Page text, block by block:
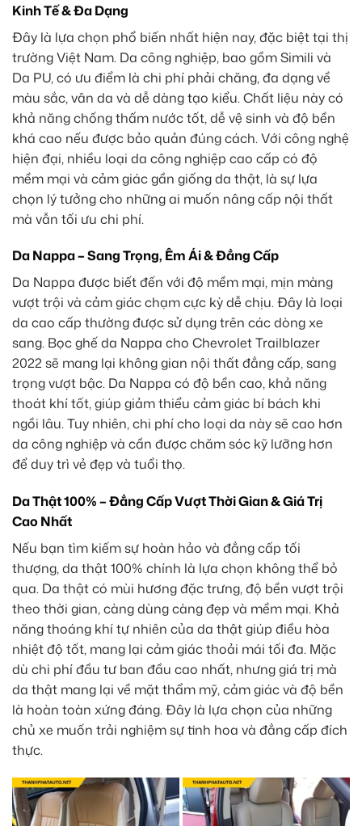
Kinh Tế & Đa Dạng
Đây là lựa chọn phổ biến nhất hiện nay, đặc biệt tại thị
trường Việt Nam. Da công nghiệp, bao gồm Simili và
Da PU, có ưu điểm là chi phí phải chăng, đa dạng về
màu sắc, vân da và dễ dàng tạo kiểu. Chất liệu này có
khả năng chống thấm nước tốt, dễ vệ sinh và độ bền
khá cao nếu được bảo quản đúng cách. Với công nghệ
hiện đại, nhiều loại da công nghiệp cao cấp có độ
mềm mại và cảm giác gần giống da thật, là sự lựa
chọn lý tưởng cho những ai muốn nâng cấp nội thất
mà vẫn tối ưu chi phí.
Da Nappa – Sang Trọng, Êm Ái & Đẳng Cấp
Da Nappa được biết đến với độ mềm mại, mịn màng
vượt trội và cảm giác chạm cực kỳ dễ chịu. Đây là loại
da cao cấp thường được sử dụng trên các dòng xe
sang. Bọc ghế da Nappa cho Chevrolet Trailblazer
2022 sẽ mang lại không gian nội thất đẳng cấp, sang
trọng vượt bậc. Da Nappa có độ bền cao, khả năng
thoát khí tốt, giúp giảm thiểu cảm giác bí bách khi
ngồi lâu. Tuy nhiên, chi phí cho loại da này sẽ cao hơn
da công nghiệp và cần được chăm sóc kỹ lưỡng hơn
để duy trì vẻ đẹp và tuổi thọ.
Da Thật 100% – Đẳng Cấp Vượt Thời Gian & Giá Trị
Cao Nhất
Nếu bạn tìm kiếm sự hoàn hảo và đẳng cấp tối
thượng, da thật 100% chính là lựa chọn không thể bỏ
qua. Da thật có mùi hương đặc trưng, độ bền vượt trội
theo thời gian, càng dùng càng đẹp và mềm mại. Khả
năng thoáng khí tự nhiên của da thật giúp điều hòa
nhiệt độ tốt, mang lại cảm giác thoải mái tối đa. Mặc
dù chi phí đầu tư ban đầu cao nhất, nhưng giá trị mà
da thật mang lại về mặt thẩm mỹ, cảm giác và độ bền
là hoàn toàn xứng đáng. Đây là lựa chọn của những
chủ xe muốn trải nghiệm sự tinh hoa và đẳng cấp đích
thực.